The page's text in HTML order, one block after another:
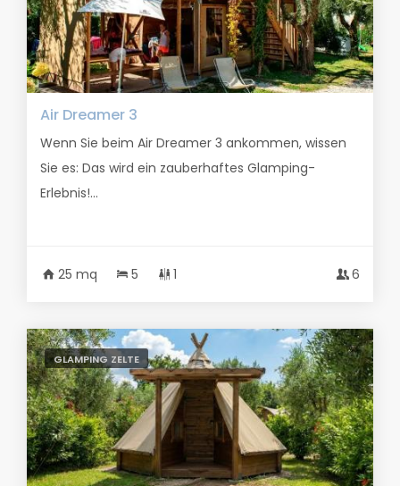
Air Dreamer 3
Wenn Sie beim Air Dreamer 3 ankommen, wissen
Sie es: Das wird ein zauberhaftes Glamping-
Erlebnis!...
25 mq 5 1 6
GLAMPING ZELTE